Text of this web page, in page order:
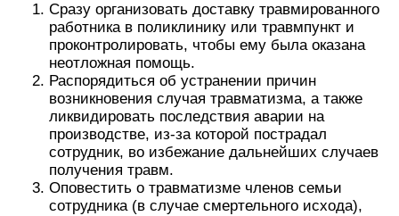
Сразу организовать доставку травмированного
работника в поликлинику или травмпункт и
проконтролировать, чтобы ему была оказана
неотложная помощь.
Распорядиться об устранении причин
возникновения случая травматизма, а также
ликвидировать последствия аварии на
производстве, из-за которой пострадал
сотрудник, во избежание дальнейших случаев
получения травм.
Оповестить о травматизме членов семьи
сотрудника (в случае смертельного исхода),